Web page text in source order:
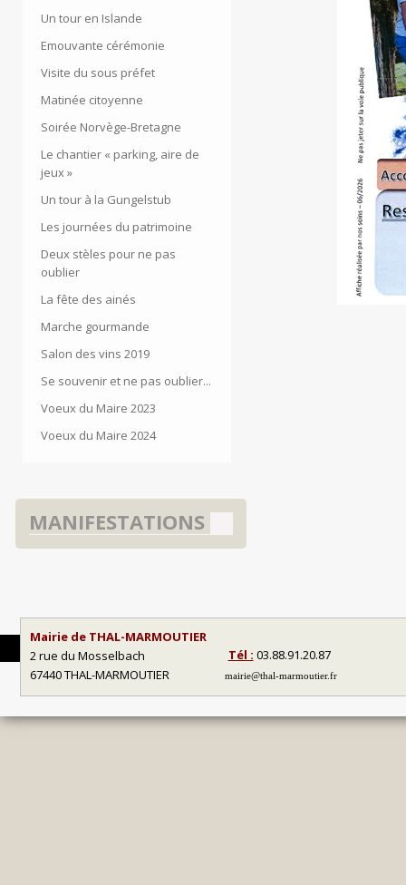
Un tour en Islande
Emouvante cérémonie
Visite du sous préfet
Matinée citoyenne
Soirée Norvège-Bretagne
Le chantier « parking, aire de
jeux »
Un tour à la Gungelstub
Les journées du patrimoine
Deux stèles pour ne pas
oublier
La fête des ainés
Marche gourmande
Salon des vins 2019
Se souvenir et ne pas oublier...
Voeux du Maire 2023
Voeux du Maire 2024
MANIFESTATIONS
Mairie de THAL-MARMOUTIER
2 rue du Mosselbach
67440 THAL-MARMOUTIER
Tél : 03.88.91.20.87
mairie@thal-marmoutier.fr